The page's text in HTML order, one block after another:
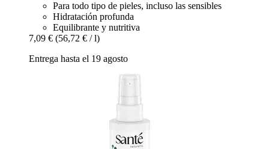
Para todo tipo de pieles, incluso las sensibles
Hidratación profunda
Equilibrante y nutritiva
7,09 € (56,72 € / l)
Entrega hasta el 19 agosto